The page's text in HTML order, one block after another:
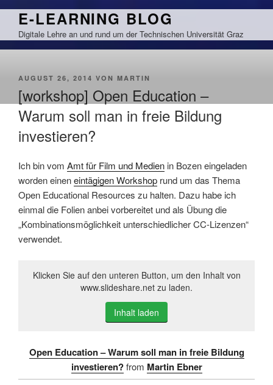
Zum
springen
E-LEARNING BLOG
Digitale Lehre an und rund um der Technischen Universität Graz
VERÖFFENTLICHT
AUGUST 26, 2014 VON MARTIN
[workshop] Open Education –
Warum soll man in freie Bildung
investieren?
Ich bin vom Amt für Film und Medien in Bozen eingeladen
worden eineneintägigen Workshop rund um das Thema
Open Educational Resources zu halten. Dazu habe ich
einmal die Folien anbei vorbereitet und als Übung die
„Kombinationsmöglichkeit unterschiedlicher CC-Lizenzen“
verwendet.
Klicken Sie auf den unteren Button, um den Inhalt von
www.slideshare.net zu laden.
Inhalt laden
Open Education – Warum soll man in freie Bildung
investieren? from Martin Ebner